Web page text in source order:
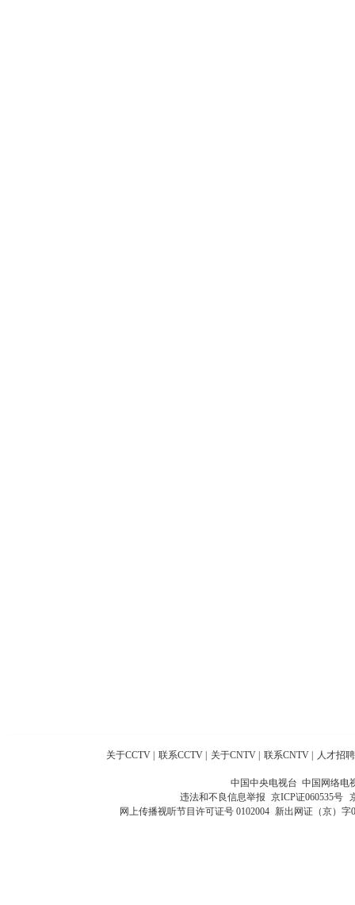
关于CCTV 联系CCTV 关于CNTV 联系CNTV 人才招聘
中国中央电视台 中国网络电
违法和不良信息举报 京ICP证060535号
网上传播视听节目许可证号 0102004 新出网证（京）